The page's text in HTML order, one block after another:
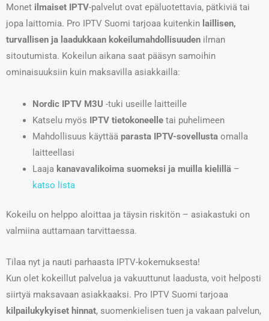
Monet ilmaiset IPTV-palvelut ovat epäluotettavia, pätkiviä tai
jopa laittomia. Pro IPTV Suomi tarjoaa kuitenkin laillisen,
turvallisen ja laadukkaan kokeilumahdollisuuden ilman
sitoutumista. Kokeilun aikana saat pääsyn samoihin
ominaisuuksiin kuin maksavilla asiakkailla:
Nordic IPTV M3U -tuki useille laitteille
Katselu myös IPTV tietokoneelletai puhelimeen
Mahdollisuus käyttää parasta IPTV-sovellustaomalla
laitteellasi
Laaja kanavavalikoima suomeksi ja muilla kielillä–
katso lista
Kokeilu on helppo aloittaa ja täysin riskitön – asiakastuki on
valmiina auttamaan tarvittaessa.
Tilaa nyt ja nauti parhaasta IPTV-kokemuksesta!
Kun olet kokeillut palvelua ja vakuuttunut laadusta, voit helposti
siirtyä maksavaan asiakkaaksi. Pro IPTV Suomi tarjoaa
kilpailukykyiset hinnat, suomenkielisen tuen ja vakaan palvelun,